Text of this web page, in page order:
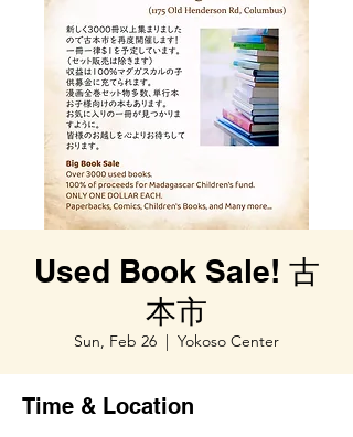
Used Book Sale! 古
本市
Sun, Feb 26
  |
Yokoso Center
Time & Location